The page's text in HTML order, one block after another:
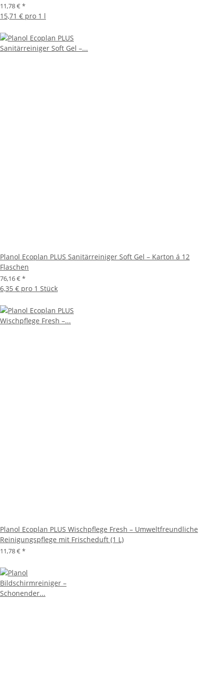
11,78 € *
15,71 € pro 1 l
Planol Ecoplan PLUS Sanitärreiniger Soft Gel – Karton á 12
Flaschen
76,16 € *
6,35 € pro 1 Stück
Planol Ecoplan PLUS Wischpflege Fresh – Umweltfreundliche
Reinigungspflege mit Frischeduft (1 L)
11,78 € *